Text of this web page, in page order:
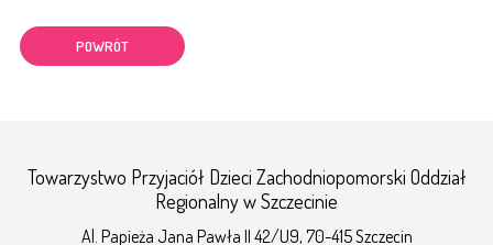
POWRÓT
Towarzystwo Przyjaciół Dzieci Zachodniopomorski Oddział
Regionalny w Szczecinie
Al. Papieża Jana Pawła II 42/U9, 70-415 Szczecin